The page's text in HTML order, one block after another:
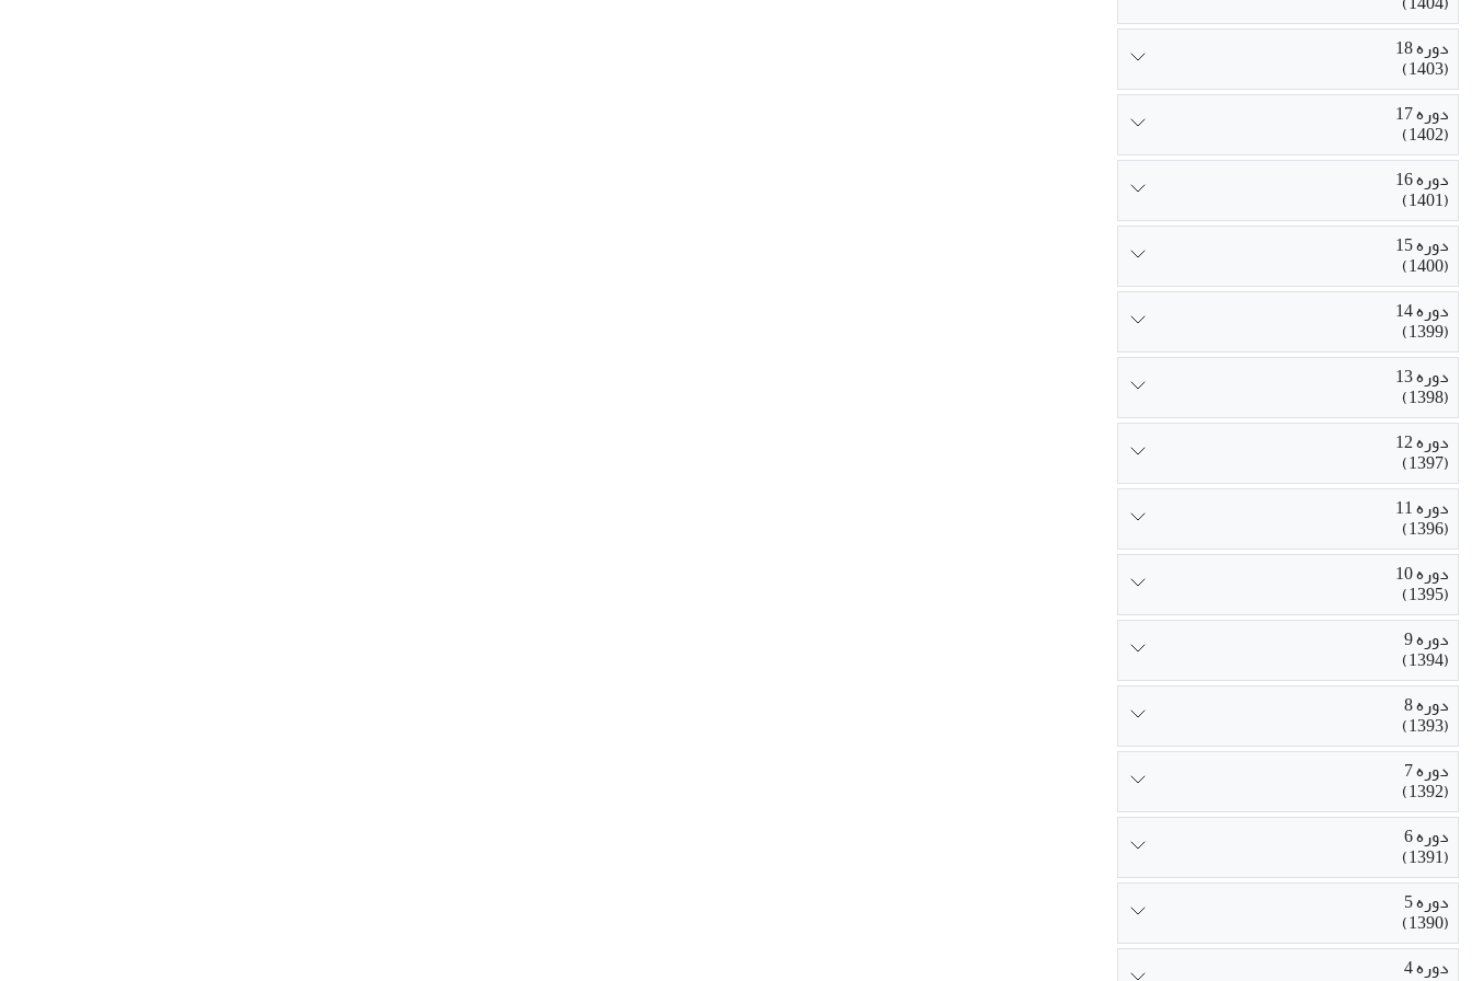
دوره 18
(1403)
دوره 17
(1402)
دوره 16
(1401)
دوره 15
(1400)
دوره 14
(1399)
دوره 13
(1398)
دوره 12
(1397)
دوره 11
(1396)
دوره 10
(1395)
دوره 9
(1394)
دوره 8
(1393)
دوره 7
(1392)
دوره 6
(1391)
دوره 5
(1390)
دوره 4